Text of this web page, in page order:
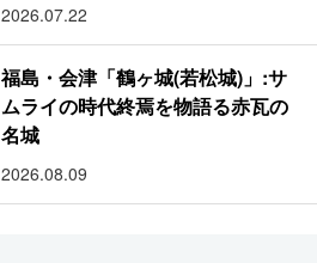
2026.07.22
福島・会津「鶴ヶ城(若松城)」:サ
ムライの時代終焉を物語る赤瓦の
名城
2026.08.09